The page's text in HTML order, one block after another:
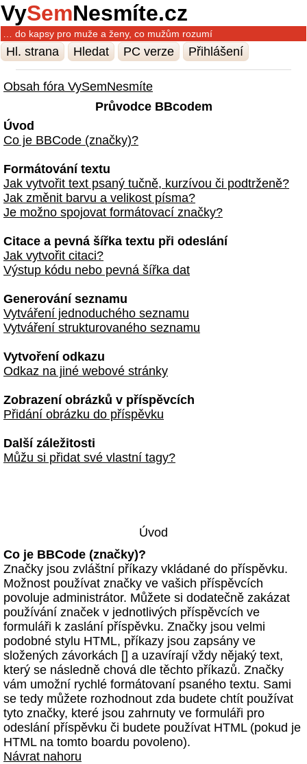
VySemNesmíte.cz
… do kapsy pro muže a ženy, co mužům rozumí
Hl. strana Hledat PC verze Přihlášení
Obsah fóra VySemNesmíte
Průvodce BBcodem
Úvod
Co je BBCode (značky)?
Formátování textu
Jak vytvořit text psaný tučně, kurzívou či podtrženě?
Jak změnit barvu a velikost písma?
Je možno spojovat formátovací značky?
Citace a pevná šířka textu při odeslání
Jak vytvořit citaci?
Výstup kódu nebo pevná šířka dat
Generování seznamu
Vytváření jednoduchého seznamu
Vytváření strukturovaného seznamu
Vytvoření odkazu
Odkaz na jiné webové stránky
Zobrazení obrázků v příspěvcích
Přidání obrázku do příspěvku
Další záležitosti
Můžu si přidat své vlastní tagy?
Úvod
Co je BBCode (značky)?
Značky jsou zvláštní příkazy vkládané do příspěvku.
Možnost používat značky ve vašich příspěvcích
povoluje administrátor. Můžete si dodatečně zakázat
používání značek v jednotlivých příspěvcích ve
formuláři k zaslání příspěvku. Značky jsou velmi
podobné stylu HTML, příkazy jsou zapsány ve
složených závorkách [] a uzavírají vždy nějaký text,
který se následně chová dle těchto příkazů. Značky
vám umožní rychlé formátovaní psaného textu. Sami
se tedy můžete rozhodnout zda budete chtít používat
tyto značky, které jsou zahrnuty ve formuláři pro
odeslání příspěvku či budete používat HTML (pokud je
HTML na tomto boardu povoleno).
Návrat nahoru